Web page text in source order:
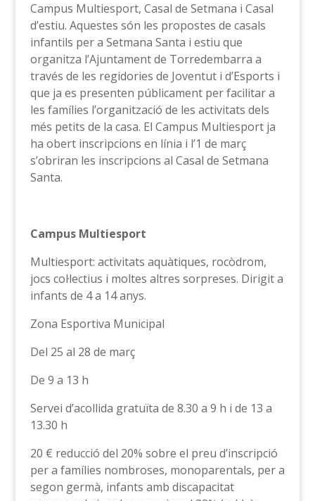
Campus Multiesport, Casal de Setmana i Casal
d’estiu. Aquestes són les propostes de casals
infantils per a Setmana Santa i estiu que
organitza l’Ajuntament de Torredembarra a
través de les regidories de Joventut i d’Esports i
que ja es presenten públicament per facilitar a
les famílies l’organització de les activitats dels
més petits de la casa. El Campus Multiesport ja
ha obert inscripcions en línia i l’1 de març
s’obriran les inscripcions al Casal de Setmana
Santa.
Campus Multiesport
Multiesport: activitats aquàtiques, rocòdrom,
jocs col·lectius i moltes altres sorpreses. Dirigit a
infants de 4 a 14 anys.
Zona Esportiva Municipal
Del 25 al 28 de març
De 9 a 13 h
Servei d’acollida gratuïta de 8.30 a 9 h i de 13 a
13.30 h
20 € reducció del 20% sobre el preu d’inscripció
per a famílies nombroses, monoparentals, per a
segon germà, infants amb discapacitat